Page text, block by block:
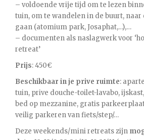
– voldoende vrije tijd om te lezen
tuin, om te wandelen in de buurt, naar
gaan (atomium park, Josaphat,…),…
– documenten als naslagwerk voor
retreat’
Prijs: 450€
Beschikbaar in je prive ruimte:
tuin, prive douche-toilet-lavabo,
bed op mezzanine, gratis
veilig parkeren van fiets/step/…
Deze weekends/mini retreats zijn